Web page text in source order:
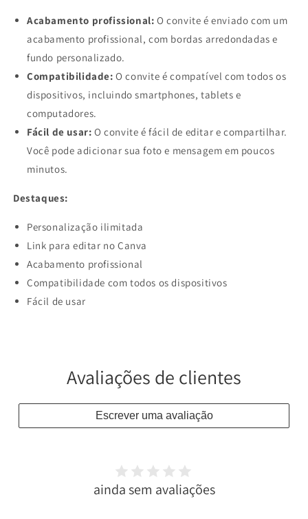
Acabamento profissional: O convite é enviado com um
acabamento profissional, com bordas arredondadas e
fundo personalizado.
Compatibilidade: O convite é compatível com todos os
dispositivos, incluindo smartphones, tablets e
computadores.
Fácil de usar: O convite é fácil de editar e compartilhar.
Você pode adicionar sua foto e mensagem em poucos
minutos.
Destaques:
Personalização ilimitada
Link para editar no Canva
Acabamento profissional
Compatibilidade com todos os dispositivos
Fácil de usar
Avaliações de clientes
Escrever uma avaliação
ainda sem avaliações